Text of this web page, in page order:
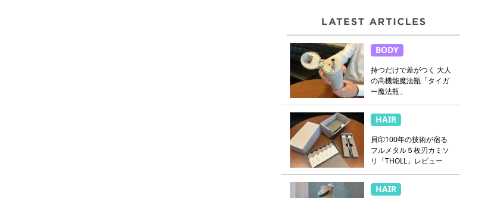
BODY
持つだけで差がつく 大人
の高機能魔法瓶「タイガ
ー魔法瓶」
HAIR
貝印100年の技術が宿る
フルメタル５枚刃カミソ
リ「THOLL」レビュー
HAIR